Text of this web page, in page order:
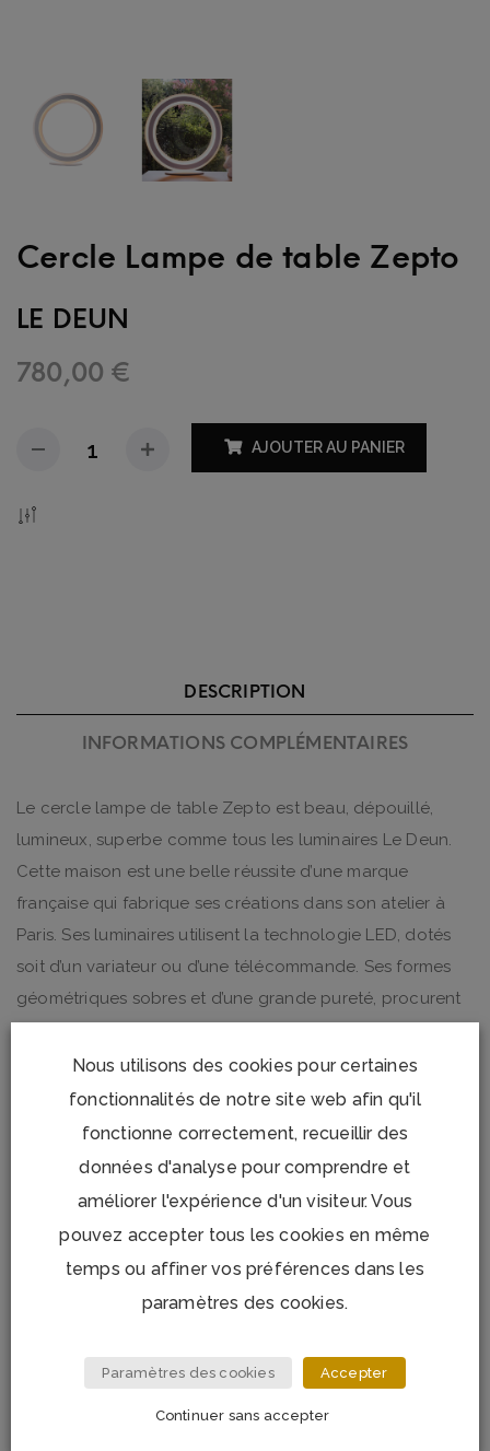
Cercle Lampe de table Zepto
LE DEUN
780,00€
AJOUTER AU PANIER
DESCRIPTION
INFORMATIONS COMPLÉMENTAIRES
Le cercle lampe de table Zepto est beau, dépouillé,
lumineux, superbe comme tous les luminaires Le Deun.
Cette maison est une belle réussite d’une marque
française qui fabrique ses créations dans son atelier à
Paris. Ses luminaires utilisent la technologie LED, dotés
soit d’un variateur ou d’une télécommande. Ses formes
géométriques sobres et d’une grande pureté, procurent
Dimensions : diamètre 50 cm
YOU MAY ALSO LIKE…
Nous utilisons des cookies pour certaines
fonctionnalités de notre site web afin qu'il
fonctionne correctement, recueillir des
données d'analyse pour comprendre et
améliorer l'expérience d'un visiteur. Vous
pouvez accepter tous les cookies en même
temps ou affiner vos préférences dans les
paramètres des cookies.
Paramètres des cookies Accepter
Continuer sans accepter